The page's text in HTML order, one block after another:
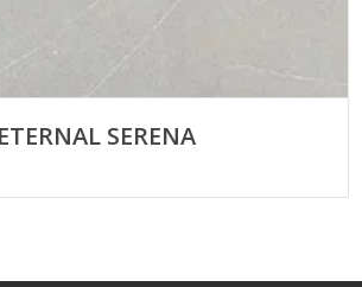
ETERNAL SERENA